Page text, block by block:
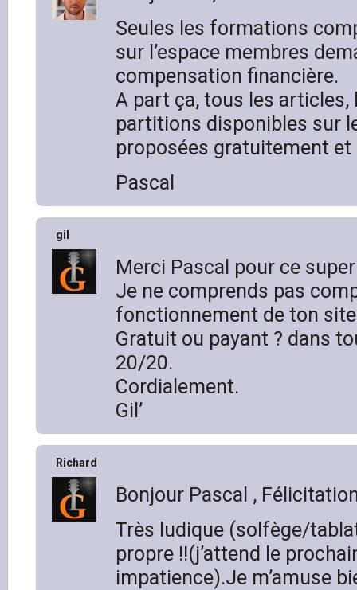
Seules les formations
sur l’espace membres
compensation financière.
A part ça, tous les articles,
partitions disponibles sur
proposées gratuitement
Pascal
gil
Merci Pascal pour ce
Je ne comprends pas
fonctionnement de ton
Gratuit ou payant ? dans
20/20.
Cordialement.
Gil’
Richard
Bonjour Pascal ,
Très ludique (solfège/
propre !!(j’attend le
impatience).Je m’amuse